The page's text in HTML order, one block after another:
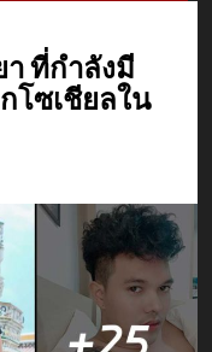
ที่กำลังมี
โซเชียลใน